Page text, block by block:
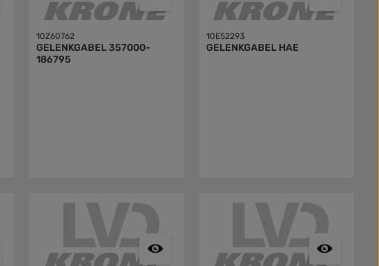
10Z60762
GELENKGABEL 357000-
186795
10E52293
GELENKGABEL HAE